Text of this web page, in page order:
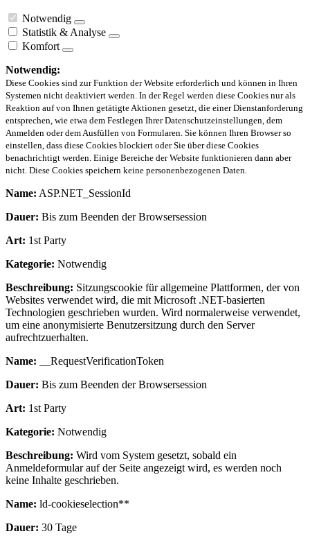
Notwendig
Statistik & Analyse
Komfort
Notwendig:
Diese Cookies sind zur Funktion der Website erforderlich und können in Ihren
Systemen nicht deaktiviert werden. In der Regel werden diese Cookies nur als
Reaktion auf von Ihnen getätigte Aktionen gesetzt, die einer Dienstanforderung
entsprechen, wie etwa dem Festlegen Ihrer Datenschutzeinstellungen, dem
Anmelden oder dem Ausfüllen von Formularen. Sie können Ihren Browser so
einstellen, dass diese Cookies blockiert oder Sie über diese Cookies
benachrichtigt werden. Einige Bereiche der Website funktionieren dann aber
nicht. Diese Cookies speichern keine personenbezogenen Daten.
Name: ASP.NET_SessionId
Dauer: Bis zum Beenden der Browsersession
Art: 1st Party
Kategorie: Notwendig
Beschreibung: Sitzungscookie für allgemeine Plattformen, der von
Websites verwendet wird, die mit Microsoft .NET-basierten
Technologien geschrieben wurden. Wird normalerweise verwendet,
um eine anonymisierte Benutzersitzung durch den Server
aufrechtzuerhalten.
Name: __RequestVerificationToken
Dauer: Bis zum Beenden der Browsersession
Art: 1st Party
Kategorie: Notwendig
Beschreibung: Wird vom System gesetzt, sobald ein
Anmeldeformular auf der Seite angezeigt wird, es werden noch
keine Inhalte geschrieben.
Name: ld-cookieselection**
Dauer: 30 Tage